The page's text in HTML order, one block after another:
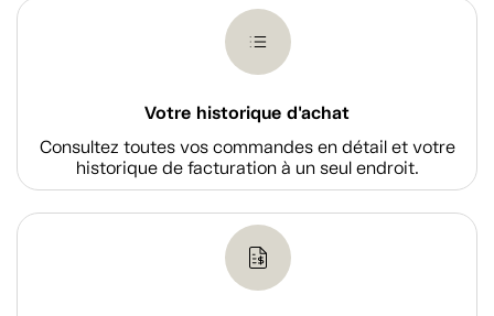
Votre historique d'achat
Consultez toutes vos commandes en détail et votre
historique de facturation à un seul endroit.